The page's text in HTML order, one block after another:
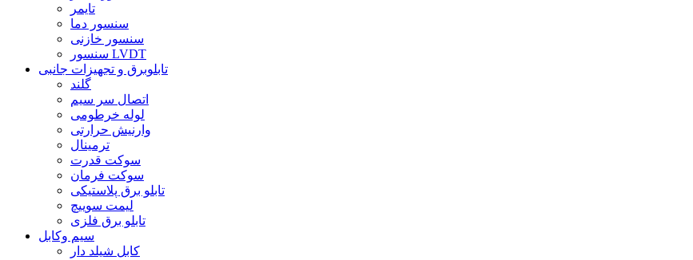
تایمر
سنسور دما
سنسور خازنی
سنسور LVDT
تابلوبرق و تجهیزات جانبی
گلند
اتصال سر سیم
لوله خرطومی
وارنیش حرارتی
ترمینال
سوکت قدرت
سوکت فرمان
تابلو برق پلاستیکی
لیمت سوییچ
تابلو برق فلزی
سیم وکابل
کابل شیلد دار